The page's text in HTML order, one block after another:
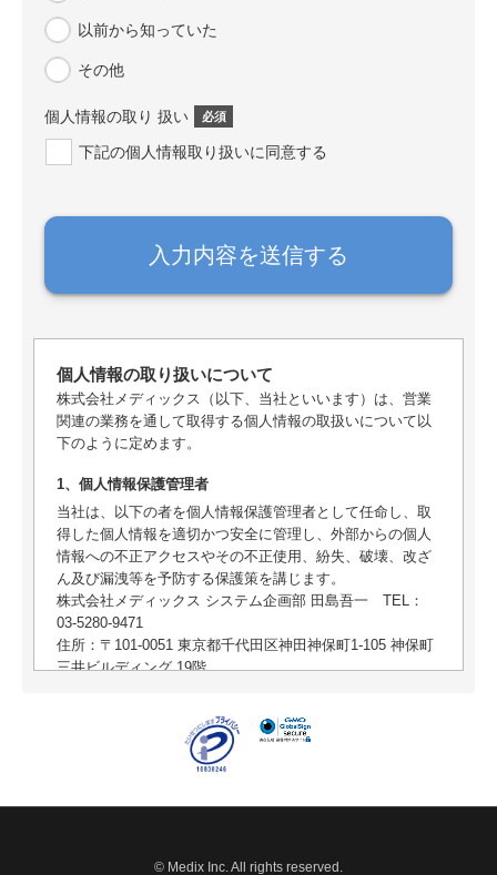
以前から知っていた
その他
個人情報の取り 扱い
下記の個人情報取り扱いに同意する
入力内容を送信する
個人情報の取り扱いについて
株式会社メディックス（以下、当社といいます）は、営業
関連の業務を通して取得する個人情報の取扱いについて以
下のように定めます。
1、個人情報保護管理者
当社は、以下の者を個人情報保護管理者として任命し、取
得した個人情報を適切かつ安全に管理し、外部からの個人
情報への不正アクセスやその不正使用、紛失、破壊、改ざ
ん及び漏洩等を予防する保護策を講じます。
株式会社メディックス システム企画部 田島吾一 TEL：
03-5280-9471
住所：〒101-0051 東京都千代田区神田神保町1-105 神保町
三井ビルディング 19階
取得した個人情報は、その種類により以下の目的で当社に
おいて正当な事業遂行の範囲内で利用し、目的以外には利
は公表いたします。
© Medix Inc. All rights reserved.